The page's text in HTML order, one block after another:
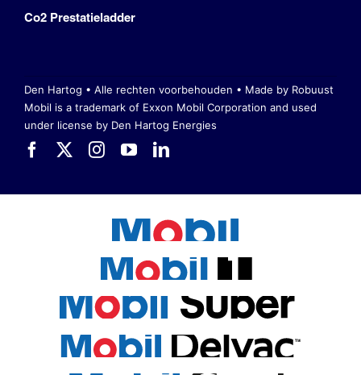
Co2 Prestatieladder
Den Hartog • Alle rechten voorbehouden • Made by Robuust
Mobil is a trademark of Exxon Mobil Corporation and used
under license by Den Hartog Energies